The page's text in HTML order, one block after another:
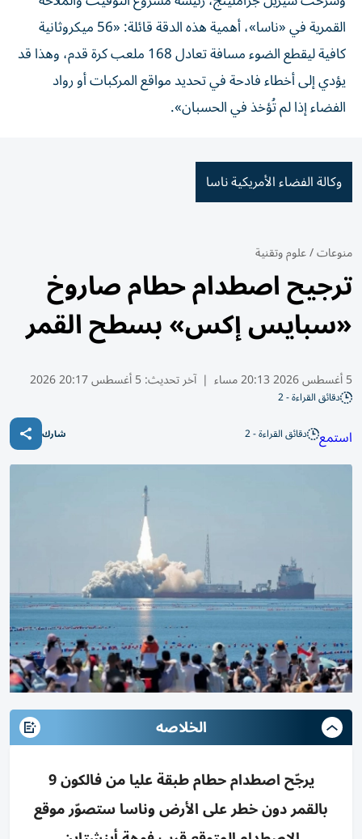
القمرية في «ناسا»، أهمية هذه الدقة قائلة: «56 ميكروثانية
كافية ليقطع الضوء مسافة تعادل 168 ملعب كرة قدم، وهذا قد
يؤدي إلى أخطاء فادحة في تحديد مواقع المركبات أو رواد
الفضاء إذا لم تُؤخذ في الحسبان».
وكالة الفضاء الأمريكية ناسا
منوعات/علوم وتقنية
ترجيح اصطدام حطام صاروخ
«سبايس إكس» بسطح القمر
5 أغسطس 2026 20:13 مساء | آخر تحديث:5 أغسطس 20:17 2026
دقائق القراءة - 2
استمع دقائق القراءة - 2 شارك
الخلاصه
يرجّح اصطدام حطام طبقة عليا من فالكون 9
بالقمر دون خطر على الأرض وناسا ستصوّر موقع